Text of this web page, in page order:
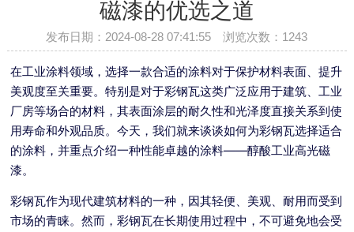
磁漆的优选之道
发布日期：2024-08-28 07:41:55 浏览次数：1243
在工业涂料领域，选择一款合适的涂料对于保护材料表面、提升
美观度至关重要。特别是对于彩钢瓦这类广泛应用于建筑、工业
厂房等场合的材料，其表面涂层的耐久性和光泽度直接关系到使
用寿命和外观品质。今天，我们就来谈谈如何为彩钢瓦选择适合
的涂料，并重点介绍一种性能卓越的涂料——醇酸工业高光磁
漆。
彩钢瓦作为现代建筑材料的一种，因其轻便、美观、耐用而受到
市场的青睐。然而，彩钢瓦在长期使用过程中，不可避免地会受